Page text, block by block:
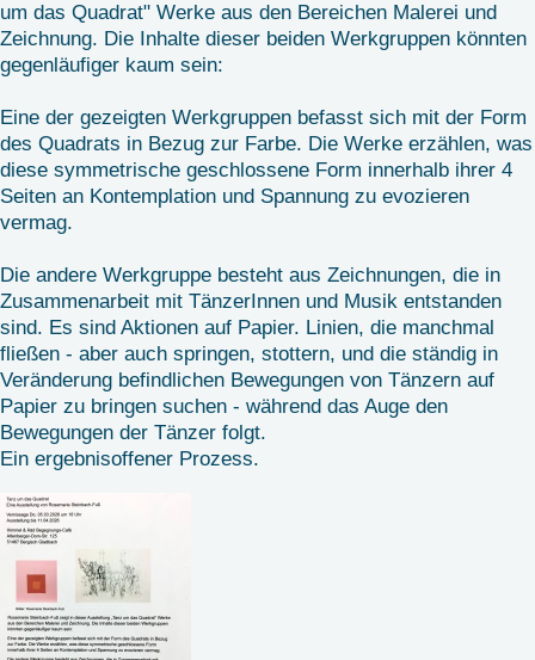
um das Quadrat" Werke aus den Bereichen Malerei und
Zeichnung. Die Inhalte dieser beiden Werkgruppen könnten
gegenläufiger kaum sein:
Eine der gezeigten Werkgruppen befasst sich mit der Form
des Quadrats in Bezug zur Farbe. Die Werke erzählen, was
diese symmetrische geschlossene Form innerhalb ihrer 4
Seiten an Kontemplation und Spannung zu evozieren
vermag.
Die andere Werkgruppe besteht aus Zeichnungen, die in
Zusammenarbeit mit TänzerInnen und Musik entstanden
sind. Es sind Aktionen auf Papier. Linien, die manchmal
fließen - aber auch springen, stottern, und die ständig in
Veränderung befindlichen Bewegungen von Tänzern auf
Papier zu bringen suchen - während das Auge den
Bewegungen der Tänzer folgt.
Ein ergebnisoffener Prozess.